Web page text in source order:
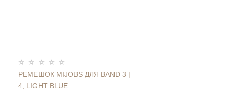
РЕМЕШОК MIJOBS ДЛЯ BAND 3 |
4, LIGHT BLUE